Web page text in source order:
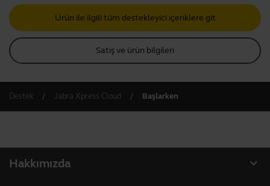
Ürün ile ilgili tüm destekleyici içeriklere git
Satış ve ürün bilgileri
Destek Jabra Xpress Cloud Başlarken
expand_more
Hakkımızda